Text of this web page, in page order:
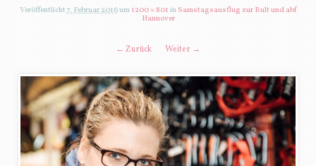
Veröffentlicht7. Februar 2016um1200 × 801inSamstagsausflug zur Bult und abf
Hannover
← Zurück Weiter →